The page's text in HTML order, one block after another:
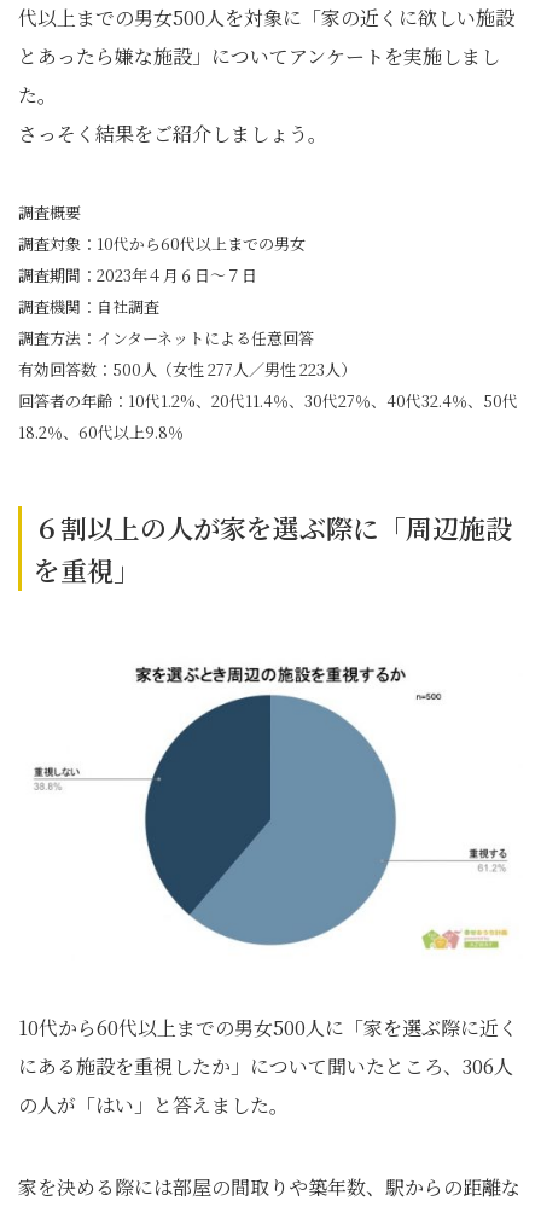
代以上までの男女500人を対象に「家の近くに欲しい施設
とあったら嫌な施設」についてアンケートを実施しまし
た。
さっそく結果をご紹介しましょう。
調査概要
調査対象：10代から60代以上までの男女
調査期間：2023年４月６日〜７日
調査機関：自社調査
調査方法：インターネットによる任意回答
有効回答数：500人（女性 277人／男性 223人）
回答者の年齢：10代1.2%、20代11.4％、30代27％、40代32.4％、50代
18.2％、60代以上9.8％
６割以上の人が家を選ぶ際に「周辺施設
を重視」
10代から60代以上までの男女500人に「家を選ぶ際に近く
にある施設を重視したか」について聞いたところ、306人
の人が「はい」と答えました。
家を決める際には部屋の間取りや築年数、駅からの距離な